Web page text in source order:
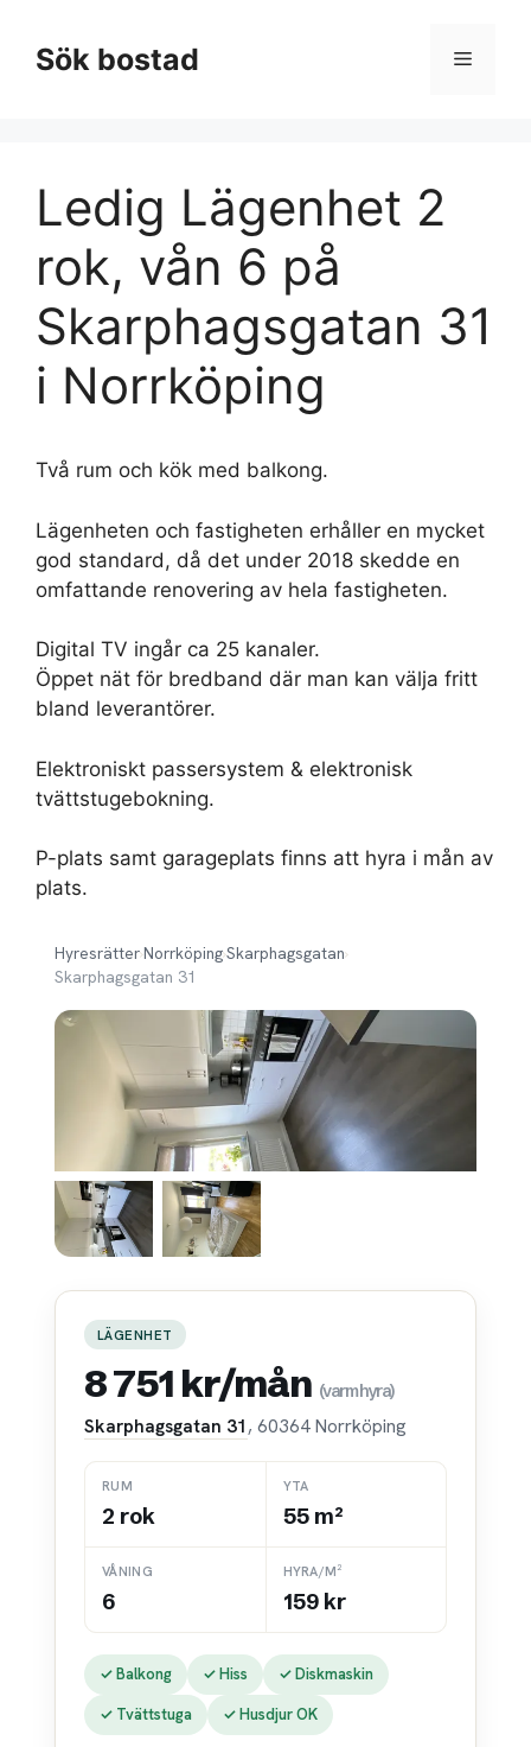
innehållSök bostad Meny
Ledig Lägenhet 2
rok, vån 6 på
Skarphagsgatan 31
i Norrköping
Två rum och kök med balkong.
Lägenheten och fastigheten erhåller en mycket
god standard, då det under 2018 skedde en
omfattande renovering av hela fastigheten.
Digital TV ingår ca 25 kanaler.
Öppet nät för bredband där man kan välja fritt
bland leverantörer.
Elektroniskt passersystem & elektronisk
tvättstugebokning.
P-plats samt garageplats finns att hyra i mån av
plats.
Hyresrätter›Norrköping›Skarphagsgatan›
Skarphagsgatan 31
LÄGENHET
8 751 kr/mån (varmhyra)
Skarphagsgatan 31, 60364 Norrköping
RUM
2 rok
YTA
55 m²
VÅNING
6
HYRA/M²
159 kr
✓ Balkong ✓ Hiss
✓ Diskmaskin
✓ Tvättstuga
✓ Husdjur OK